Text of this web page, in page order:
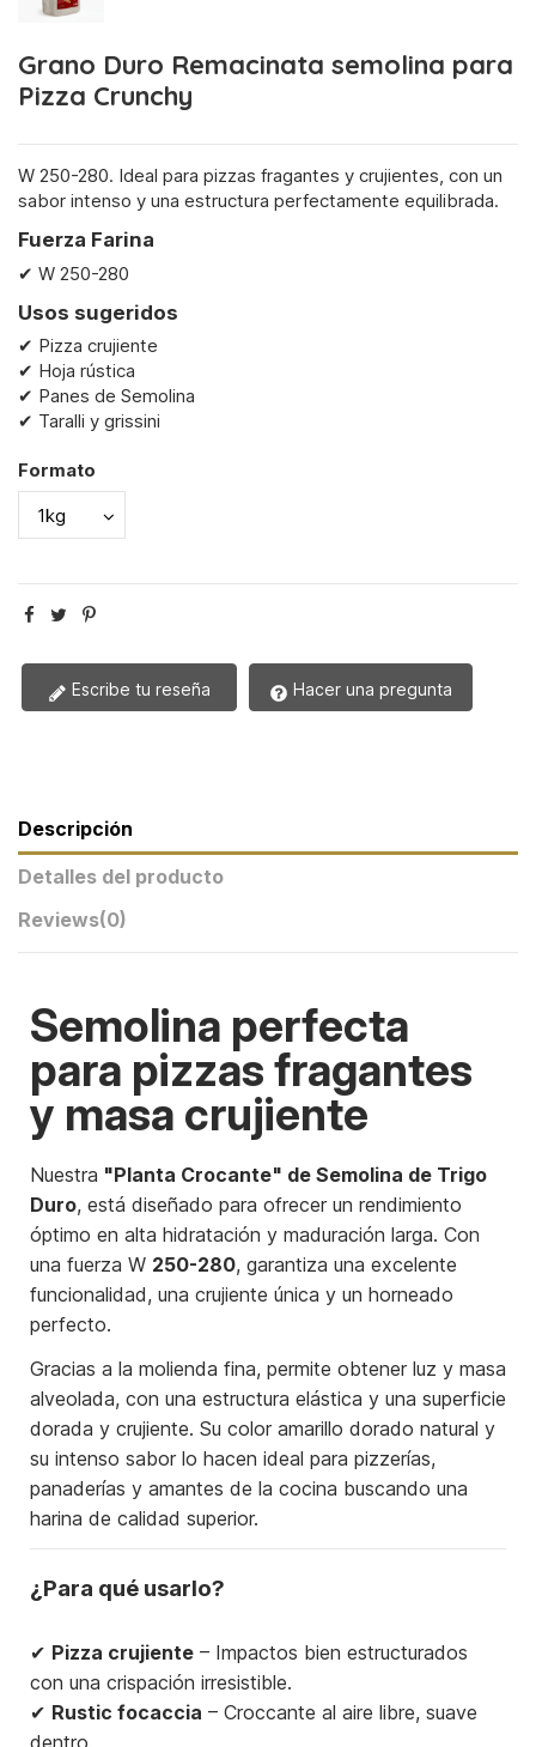
Grano Duro Remacinata semolina para
Pizza Crunchy
W 250-280. Ideal para pizzas fragantes y crujientes, con un
sabor intenso y una estructura perfectamente equilibrada.
Fuerza Farina
✔ W 250-280
Usos sugeridos
✔ Pizza crujiente
✔ Hoja rústica
✔ Panes de Semolina
✔ Taralli y grissini
Formato
Escribe tu reseña Hacer una pregunta
Descripción
Detalles del producto
Reviews(0)
Semolina perfecta
para pizzas fragantes
y masa crujiente
Nuestra "Planta Crocante" de Semolina de Trigo
Duro, está diseñado para ofrecer un rendimiento
óptimo en alta hidratación y maduración larga. Con
una fuerza W 250-280, garantiza una excelente
funcionalidad, una crujiente única y un horneado
perfecto.
Gracias a la molienda fina, permite obtener luz y masa
alveolada, con una estructura elástica y una superficie
dorada y crujiente. Su color amarillo dorado natural y
su intenso sabor lo hacen ideal para pizzerías,
panaderías y amantes de la cocina buscando una
harina de calidad superior.
¿Para qué usarlo?
✔ Pizza crujiente – Impactos bien estructurados
con una crispación irresistible.
✔ Rustic focaccia – Croccante al aire libre, suave
dentro.